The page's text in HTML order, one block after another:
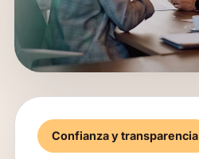
Confianza y transparencia